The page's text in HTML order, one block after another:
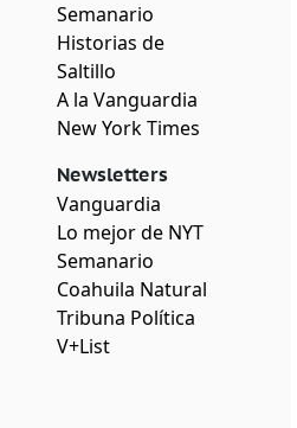
Semanario
Historias de
Saltillo
A la Vanguardia
New York Times
Newsletters
Vanguardia
Lo mejor de NYT
Semanario
Coahuila Natural
Tribuna Política
V+List